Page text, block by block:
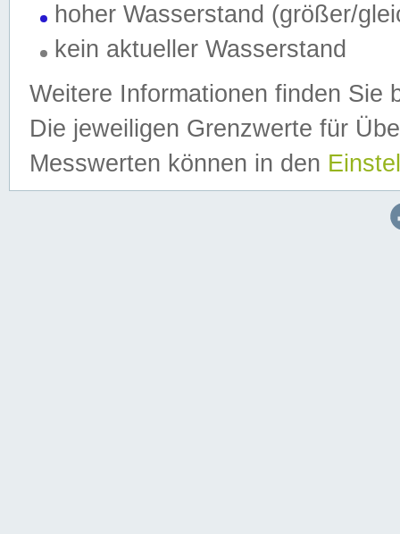
hoher Wasserstand (größer/
kein aktueller Wasserstand
Weitere Informationen finden Sie
Die jeweiligen Grenzwerte für
Messwerten können in den